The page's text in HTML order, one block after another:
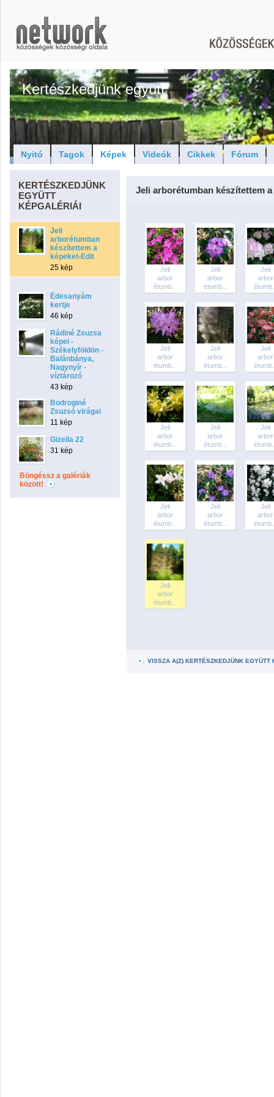
Kertészkedjünk együtt
Nyitó Tagok Képek Videók Cikkek Fórum
KERTÉSZKEDJÜNK
EGYÜTT
KÉPGALÉRIÁI
Jeli
arborétumban
készítettem a
képeket-Edit
25 kép
Édesanyám
kertje
46 kép
Rádiné Zsuzsa
képei -
Székelyföldön -
Balánbánya,
Nagynyír -
víztározó
43 kép
Bodroginé
Zsuzsó virágai
11 kép
Gizella 22
31 kép
Böngéssz a galériák
között!
Jeli arborétumban készítettem
Jeli
arbor
étumb...
Jeli
arbor
étumb...
Jeli
arbor
Jeli
arbor
étumb...
Jeli
arbor
étumb...
Jeli
arbor
Jeli
arbor
étumb...
Jeli
arbor
étumb...
Jeli
arbor
Jeli
arbor
étumb...
Jeli
arbor
étumb...
Jeli
arbor
Jeli
arbor
étumb...
VISSZA A(Z) KERTÉSZKEDJÜNK